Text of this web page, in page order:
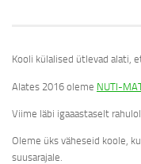
Kooli külalised ütlevad alati,
Alates 2016 oleme NUTI-
Viime läbi igaaastaselt
Oleme üks väheseid koole,
suusarajale.